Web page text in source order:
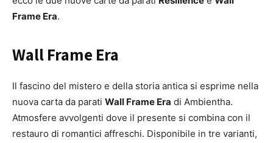
Frame Era.
Wall Frame Era
Il fascino del mistero e della storia antica si esprime nella
nuova carta da parati Wall Frame Era di Ambientha.
Atmosfere avvolgenti dove il presente si combina con il
restauro di romantici affreschi. Disponibile in tre varianti,